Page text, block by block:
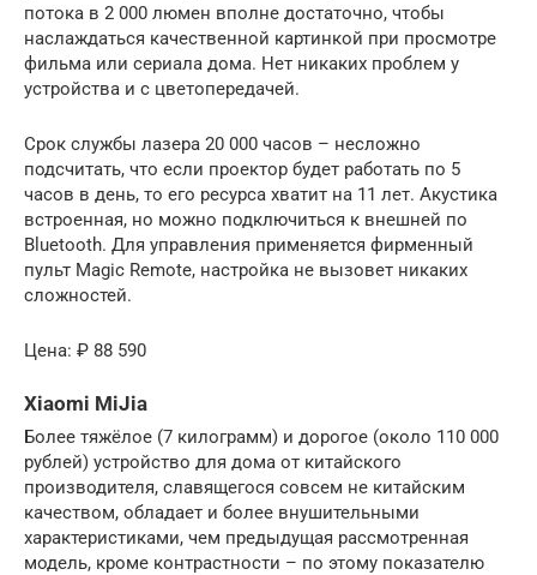
потока в 2 000 люмен вполне достаточно, чтобы
наслаждаться качественной картинкой при просмотре
фильма или сериала дома. Нет никаких проблем у
устройства и с цветопередачей.
Срок службы лазера 20 000 часов – несложно
подсчитать, что если проектор будет работать по 5
часов в день, то его ресурса хватит на 11 лет. Акустика
встроенная, но можно подключиться к внешней по
Bluetooth. Для управления применяется фирменный
пульт Magic Remote, настройка не вызовет никаких
сложностей.
Цена: ₽ 88 590
Xiaomi MiJia
Более тяжёлое (7 килограмм) и дорогое (около 110 000
рублей) устройство для дома от китайского
производителя, славящегося совсем не китайским
качеством, обладает и более внушительными
характеристиками, чем предыдущая рассмотренная
модель, кроме контрастности – по этому показателю